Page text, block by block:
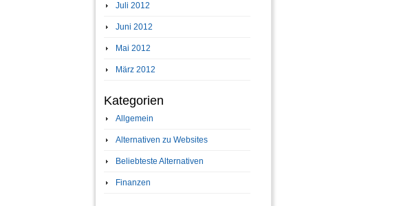
Juli 2012
Juni 2012
Mai 2012
März 2012
Kategorien
Allgemein
Alternativen zu Websites
Beliebteste Alternativen
Finanzen